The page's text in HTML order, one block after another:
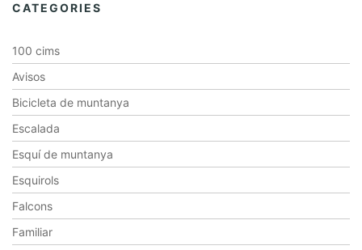
CATEGORIES
100 cims
Avisos
Bicicleta de muntanya
Escalada
Esquí de muntanya
Esquirols
Falcons
Familiar